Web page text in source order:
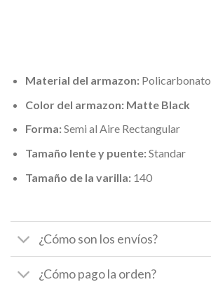
Material del armazon:Policarbonato
Color del armazon: Matte Black
Forma:Semi al Aire Rectangular
Tamaño lente y puente:Standar
Tamaño de la varilla: 140
¿Cómo son los envíos?
¿Cómo pago la orden?